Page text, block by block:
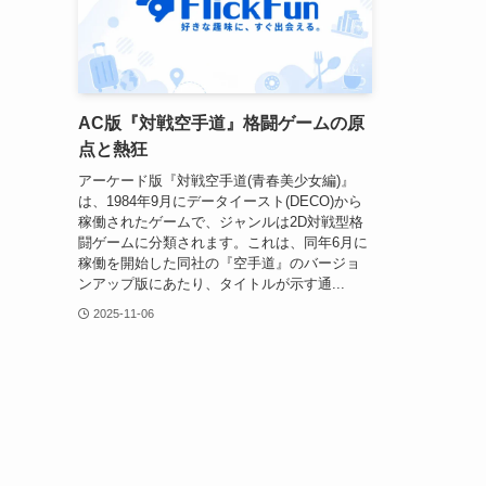
AC版『対戦空手道』格闘ゲームの原
点と熱狂
アーケード版『対戦空手道(青春美少女編)』
は、1984年9月にデータイースト(DECO)から
稼働されたゲームで、ジャンルは2D対戦型格
闘ゲームに分類されます。これは、同年6月に
稼働を開始した同社の『空手道』のバージョ
ンアップ版にあたり、タイトルが示す通...
2025-11-06